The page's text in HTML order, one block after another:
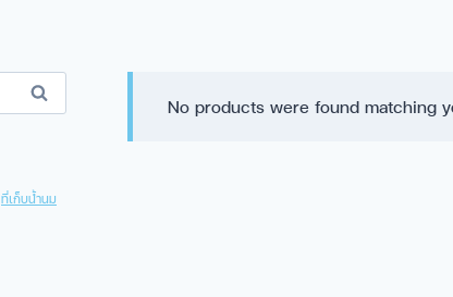
No products were found matching
ที่เก็บน้ำนม